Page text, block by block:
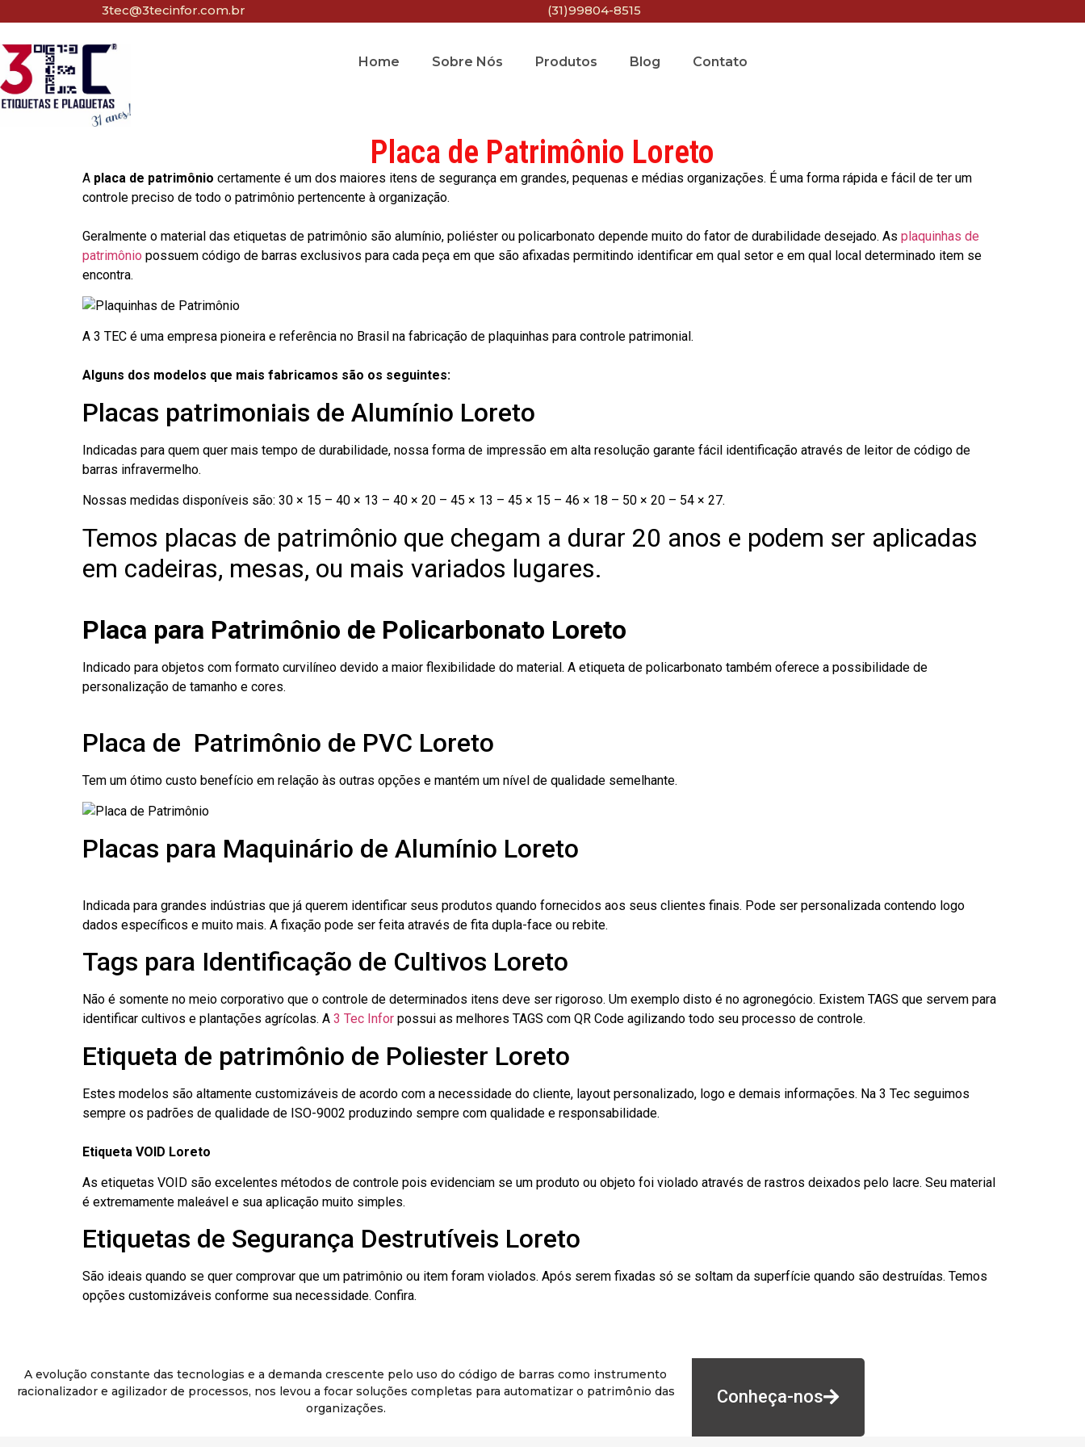
3tec@3tecinfor.com.br (31)99804-8515
Home Sobre Nós Produtos Blog Contato
Placa de Patrimônio Loreto
A placa de patrimônio certamente é um dos maiores itens de segurança em grandes, pequenas e médias organizações. É uma forma rápida e fácil de ter um
controle preciso de todo o patrimônio pertencente à organização.
Geralmente o material das etiquetas de patrimônio são alumínio, poliéster ou policarbonato depende muito do fator de durabilidade desejado. As plaquinhas de
patrimônio possuem código de barras exclusivos para cada peça em que são afixadas permitindo identificar em qual setor e em qual local determinado item se
encontra.
A 3 TEC é uma empresa pioneira e referência no Brasil na fabricação de plaquinhas para controle patrimonial.
Alguns dos modelos que mais fabricamos são os seguintes:
Placas patrimoniais de Alumínio Loreto
Indicadas para quem quer mais tempo de durabilidade, nossa forma de impressão em alta resolução garante fácil identificação através de leitor de código de
barras infravermelho.
Nossas medidas disponíveis são: 30 × 15 – 40 × 13 – 40 × 20 – 45 × 13 – 45 × 15 – 46 × 18 – 50 × 20 – 54 × 27.
Temos placas de patrimônio que chegam a durar 20 anos e podem ser aplicadas
em cadeiras, mesas, ou mais variados lugares.
Placa para Patrimônio de Policarbonato Loreto
Indicado para objetos com formato curvilíneo devido a maior flexibilidade do material. A etiqueta de policarbonato também oferece a possibilidade de
personalização de tamanho e cores.
Placa de Patrimônio de PVC Loreto
Tem um ótimo custo benefício em relação às outras opções e mantém um nível de qualidade semelhante.
Placas para Maquinário de Alumínio Loreto
Indicada para grandes indústrias que já querem identificar seus produtos quando fornecidos aos seus clientes finais. Pode ser personalizada contendo logo
dados específicos e muito mais. A fixação pode ser feita através de fita dupla-face ou rebite.
Tags para Identificação de Cultivos Loreto
Não é somente no meio corporativo que o controle de determinados itens deve ser rigoroso. Um exemplo disto é no agronegócio. Existem TAGS que servem para
identificar cultivos e plantações agrícolas. A 3 Tec Infor possui as melhores TAGS com QR Code agilizando todo seu processo de controle.
Etiqueta de patrimônio de Poliester Loreto
Estes modelos são altamente customizáveis de acordo com a necessidade do cliente, layout personalizado, logo e demais informações. Na 3 Tec seguimos
sempre os padrões de qualidade de ISO-9002 produzindo sempre com qualidade e responsabilidade.
Etiqueta VOID Loreto
As etiquetas VOID são excelentes métodos de controle pois evidenciam se um produto ou objeto foi violado através de rastros deixados pelo lacre. Seu material
é extremamente maleável e sua aplicação muito simples.
Etiquetas de Segurança Destrutíveis Loreto
São ideais quando se quer comprovar que um patrimônio ou item foram violados. Após serem fixadas só se soltam da superfície quando são destruídas. Temos
opções customizáveis conforme sua necessidade. Confira.
A evolução constante das tecnologias e a demanda crescente pelo uso do código de barras como instrumento
racionalizador e agilizador de processos, nos levou a focar soluções completas para automatizar o patrimônio das
organizações.
Conheça-nos